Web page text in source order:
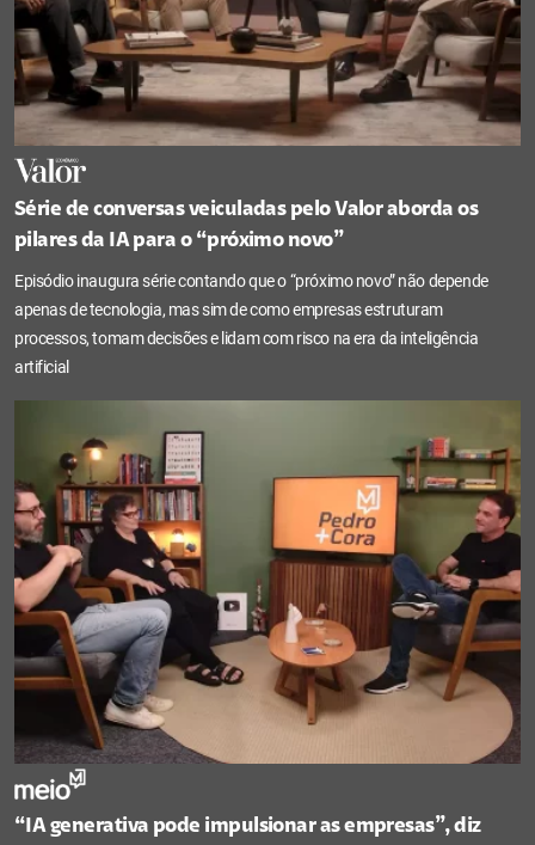
Série de conversas veiculadas pelo Valor aborda os
pilares da IA para o “próximo novo”
Episódio inaugura série contando que o “próximo novo” não depende
apenas de tecnologia, mas sim de como empresas estruturam
processos, tomam decisões e lidam com risco na era da inteligência
artificial
“IA generativa pode impulsionar as empresas”, diz